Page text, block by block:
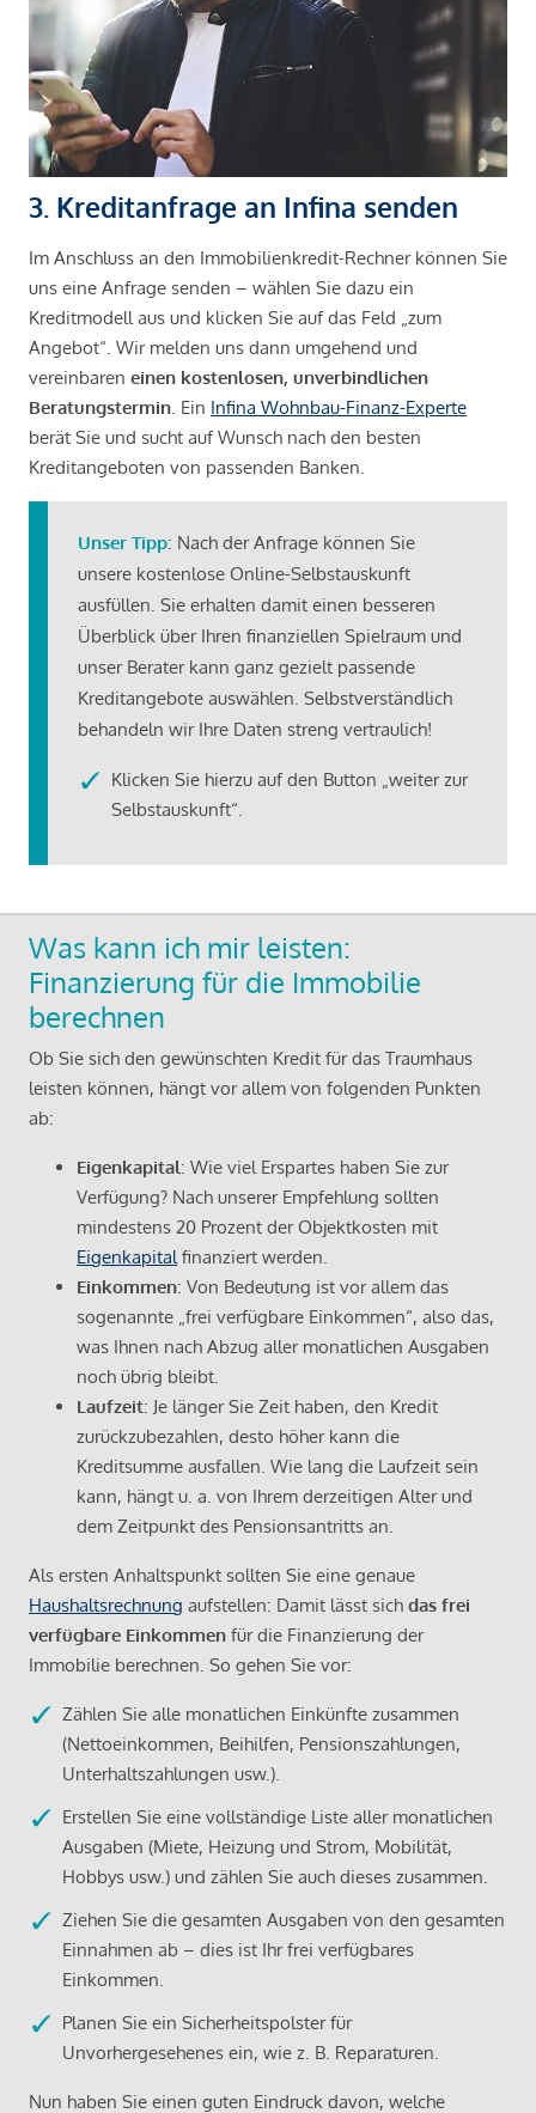
3. Kreditanfrage an Infina senden
Im Anschluss an den Immobilienkredit-Rechner können Sie
uns eine Anfrage senden – wählen Sie dazu ein
Kreditmodell aus und klicken Sie auf das Feld „zum
Angebot“. Wir melden uns dann umgehend und
vereinbaren einen kostenlosen, unverbindlichen
Beratungstermin . Ein Infina Wohnbau-Finanz-Experte
berät Sie und sucht auf Wunsch nach den besten
Kreditangeboten von passenden Banken.
Unser Tipp: Nach der Anfrage können Sie
unsere kostenlose Online-Selbstauskunft
ausfüllen. Sie erhalten damit einen besseren
Überblick über Ihren finanziellen Spielraum und
unser Berater kann ganz gezielt passende
Kreditangebote auswählen. Selbstverständlich
behandeln wir Ihre Daten streng vertraulich!
Klicken Sie hierzu auf den Button „weiter zur
Selbstauskunft“.
Was kann ich mir leisten:
Finanzierung für die Immobilie
berechnen
Ob Sie sich den gewünschten Kredit für das Traumhaus
leisten können, hängt vor allem von folgenden Punkten
ab:
Eigenkapital: Wie viel Erspartes haben Sie zur
Verfügung? Nach unserer Empfehlung sollten
mindestens 20 Prozent der Objektkosten mit
Eigenkapital finanziert werden.
Einkommen: Von Bedeutung ist vor allem das
sogenannte „frei verfügbare Einkommen“, also das,
was Ihnen nach Abzug aller monatlichen Ausgaben
noch übrig bleibt.
Laufzeit: Je länger Sie Zeit haben, den Kredit
zurückzubezahlen, desto höher kann die
Kreditsumme ausfallen. Wie lang die Laufzeit sein
kann, hängt u. a. von Ihrem derzeitigen Alter und
dem Zeitpunkt des Pensionsantritts an.
Als ersten Anhaltspunkt sollten Sie eine genaue
Haushaltsrechnung aufstellen: Damit lässt sich das frei
verfügbare Einkommen für die Finanzierung der
Immobilie berechnen. So gehen Sie vor:
Zählen Sie alle monatlichen Einkünfte zusammen
(Nettoeinkommen, Beihilfen, Pensionszahlungen,
Unterhaltszahlungen usw.).
Erstellen Sie eine vollständige Liste aller monatlichen
Ausgaben (Miete, Heizung und Strom, Mobilität,
Hobbys usw.) und zählen Sie auch dieses zusammen.
Ziehen Sie die gesamten Ausgaben von den gesamten
Einnahmen ab – dies ist Ihr frei verfügbares
Einkommen.
Planen Sie ein Sicherheitspolster für
Unvorhergesehenes ein, wie z. B. Reparaturen.
Nun haben Sie einen guten Eindruck davon, welche